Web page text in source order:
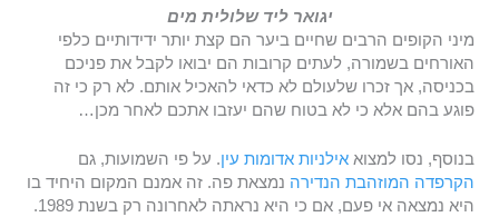
יגואר ליד שלולית מים
מיני הקופים הרבים שחיים ביער הם קצת יותר ידידותיים כלפי
האורחים בשמורה, לעתים קרובות הם יבואו לקבל את פניכם
בכניסה, אך זכרו שלעולם לא כדאי להאכיל אותם. לא רק כי זה
פוגע בהם אלא כי לא בטוח שהם יעזבו אתכם לאחר מכן…
בנוסף, נסו למצואאילניות אדומות עין. על פי השמועות, גם
הקרפדה המוזהבת הנדירה נמצאת פה. זה אמנם המקום היחיד בו
היא נמצאה אי פעם, אם כי היא נראתה לאחרונה רק בשנת 1989.